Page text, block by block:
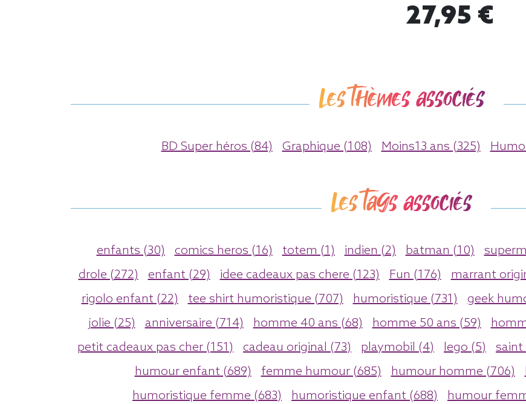
27,95 €
Les thèmes associés
BD Super héros (84) Graphique (108) Moins13 ans (325)
Les tags associés
enfants (30) comics heros (16) totem (1) indien (2) batman (10)
drole (272)
enfant (29) idee cadeaux pas chere (123) Fun (176) marrant
rigolo enfant (22)
tee shirt humoristique (707) humoristique (731) geek
jolie (25)
anniversaire (714) homme 40 ans (68) homme 50 ans (59)
petit cadeaux pas cher (151)
cadeau original (73) playmobil (4) lego (5) saint
humour enfant (689)
femme humour (685) humour homme (706)
humoristique femme (683)
humoristique enfant (688) humour